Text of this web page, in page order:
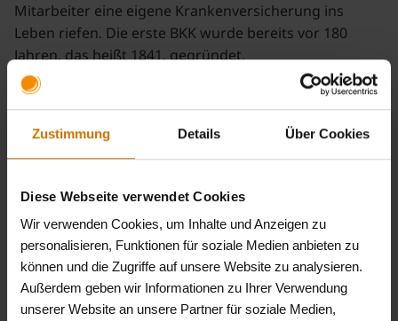
Zustimmung Details Über Cookies
Diese Webseite verwendet Cookies
Wir verwenden Cookies, um Inhalte und Anzeigen zu
personalisieren, Funktionen für soziale Medien anbieten zu
können und die Zugriffe auf unsere Website zu analysieren.
Außerdem geben wir Informationen zu Ihrer Verwendung
unserer Website an unsere Partner für soziale Medien,
Mitarbeiter eine eigene Krankenversicherung ins
Leben riefen. Die erste BKK wurde bereits vor 180
Jahren, das heißt 1841, gegründet.
Heute ist die BKK firmus ein kundenorientiertes
Serviceunternehmen, das den Kunden mit seinen
Wir betreuen über eine Million Kunden, etwa 260.000
Arbeitgeber und sind in vielen Bundesländern für den
Großteil der Bevölkerung geöffnet.